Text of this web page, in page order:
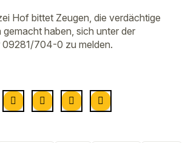
Hof bittet Zeugen, die verdächtige
haben, sich unter der
09281/704-0 zu melden.